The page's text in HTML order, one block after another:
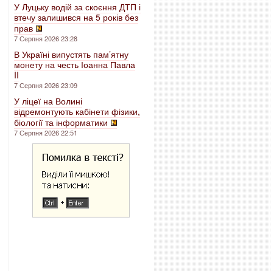
У Луцьку водій за скоєння ДТП і
втечу залишився на 5 років без
прав
7 Серпня 2026 23:28
В Україні випустять пам’ятну
монету на честь Іоанна Павла
II
7 Серпня 2026 23:09
У ліцеї на Волині
відремонтують кабінети фізики,
біології та інформатики
7 Серпня 2026 22:51